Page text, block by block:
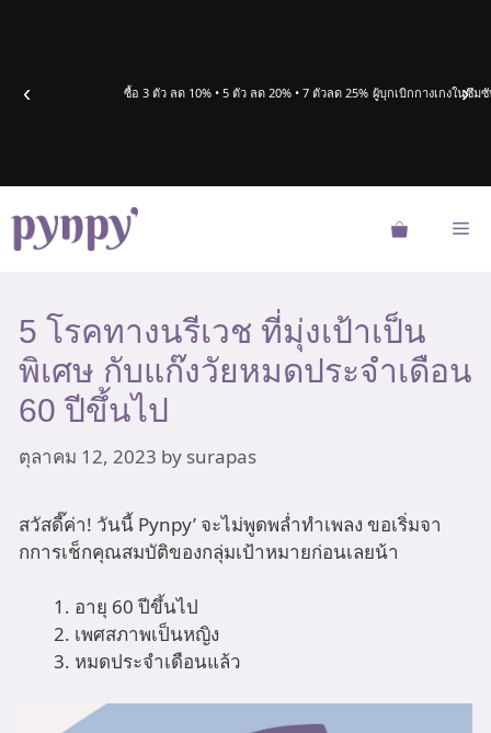
‹ ซื้อ 3 ตัว ลด 10% • 5 ตัว ลด 20% • 7 ตัวลด 25% ผู้บุกเบิกกางเกงในซึม
›
5 โรคทางนรีเวช ที่มุ่งเป้าเป็น
พิเศษ กับแก๊งวัยหมดประจำเดือน
60 ปีขึ้นไป
ตุลาคม 12, 2023 by surapas
สวัสดี๊ค่า! วันนี้ Pynpy’ จะไม่พูดพล่ำทำเพลง ขอเริ่มจา
กการเช็กคุณสมบัติของกลุ่มเป้าหมายก่อนเลยน้า
อายุ 60 ปีขึ้นไป
เพศสภาพเป็นหญิง
หมดประจำเดือนแล้ว